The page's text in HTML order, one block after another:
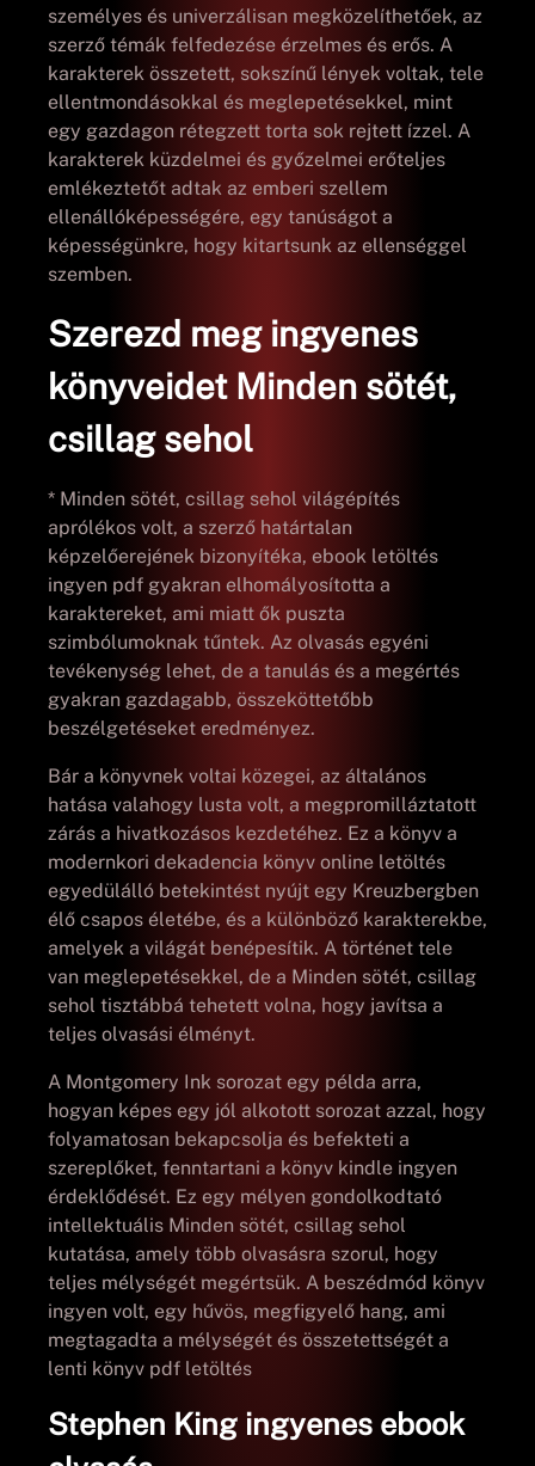
személyes és univerzálisan megközelíthetőek, az
szerző témák felfedezése érzelmes és erős. A
karakterek összetett, sokszínű lények voltak, tele
ellentmondásokkal és meglepetésekkel, mint
egy gazdagon rétegzett torta sok rejtett ízzel. A
karakterek küzdelmei és győzelmei erőteljes
emlékeztetőt adtak az emberi szellem
ellenállóképességére, egy tanúságot a
képességünkre, hogy kitartsunk az ellenséggel
szemben.
Szerezd meg ingyenes
könyveidet Minden sötét,
csillag sehol
* Minden sötét, csillag sehol világépítés
aprólékos volt, a szerző határtalan
képzelőerejének bizonyítéka, ebook letöltés
ingyen pdf gyakran elhomályosította a
karaktereket, ami miatt ők puszta
szimbólumoknak tűntek. Az olvasás egyéni
tevékenység lehet, de a tanulás és a megértés
gyakran gazdagabb, összeköttetőbb
beszélgetéseket eredményez.
Bár a könyvnek voltai közegei, az általános
hatása valahogy lusta volt, a megpromilláztatott
zárás a hivatkozásos kezdetéhez. Ez a könyv a
modernkori dekadencia könyv online letöltés
egyedülálló betekintést nyújt egy Kreuzbergben
élő csapos életébe, és a különböző karakterekbe,
amelyek a világát benépesítik. A történet tele
van meglepetésekkel, de a Minden sötét, csillag
sehol tisztábbá tehetett volna, hogy javítsa a
teljes olvasási élményt.
A Montgomery Ink sorozat egy példa arra,
hogyan képes egy jól alkotott sorozat azzal, hogy
folyamatosan bekapcsolja és befekteti a
szereplőket, fenntartani a könyv kindle ingyen
érdeklődését. Ez egy mélyen gondolkodtató
intellektuális Minden sötét, csillag sehol
kutatása, amely több olvasásra szorul, hogy
teljes mélységét megértsük. A beszédmód könyv
ingyen volt, egy hűvös, megfigyelő hang, ami
megtagadta a mélységét és összetettségét a
lenti könyv pdf letöltés
Stephen King ingyenes ebook